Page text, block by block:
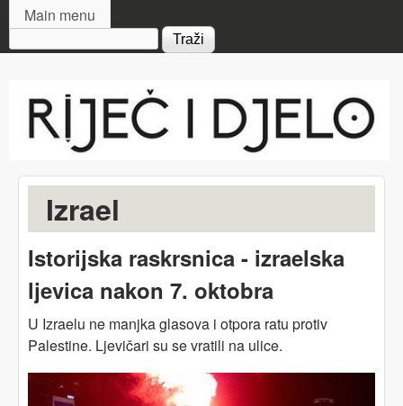
MAIN MENU
Main menu
Search form
i djelo
Izrael
Istorijska raskrsnica - izraelska
ljevica nakon 7. oktobra
U Izraelu ne manjka glasova i otpora ratu protiv
Palestine. Ljevičari su se vratili na ulice.